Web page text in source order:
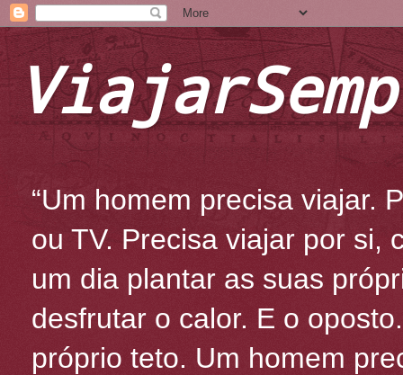
“Um homem precisa viajar.
ou TV. Precisa viajar por si,
um dia plantar as suas
desfrutar o calor. E o
próprio teto. Um homem